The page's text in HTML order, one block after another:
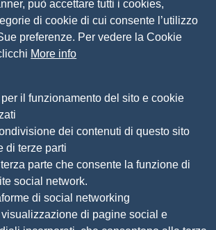
Trasparente
può accettare tutti i cookies,
di cookie di cui consente l’utilizzo
preferenze. Per vedere la Cookie
More info
il funzionamento del sito e cookie
dei contenuti di questo sito
di terze parti
parte che consente la funzione di
social network.
di social networking
di pagine social e